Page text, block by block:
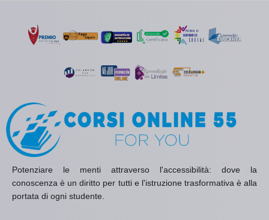
Potenziare le menti attraverso l'accessibilità: dove la
conoscenza è un diritto per tutti e l'istruzione trasformativa è alla
portata di ogni studente.